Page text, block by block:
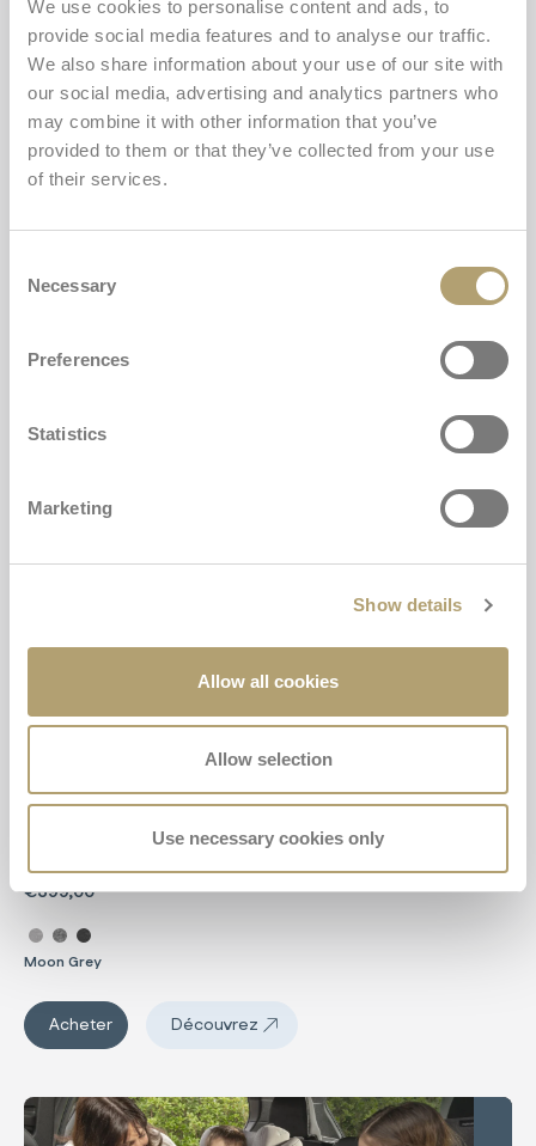
We use cookies to personalise content and ads, to
provide social media features and to analyse our traffic.
We also share information about your use of our site with
our social media, advertising and analytics partners who
may combine it with other information that you’ve
provided to them or that they’ve collected from your use
of their services.
Selection
Necessary
Preferences
Statistics
Marketing
Show details
Allow all cookies
Allow selection
Use necessary cookies only
€229,00
Sélectionner la couleur Darwin Infant
Crystal Grey
Acheter
Darwin Infant
COPERNICO
Installer votre bébé dans le siège-auto n'a
jamais été aussi simple !
Le siège-auto qui vous permet d'installer et de retirer facilement votre
enfant, tant pour les trajets en position face à la route que dos à la route.
€399,00
Sélectionner la couleur Copernico
Moon Grey
Acheter
Copernico
Découvrez Copernico
Comparing regulations